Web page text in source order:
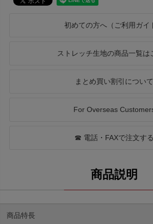
初めての方へ（ご利用ガイ
ストレッチ生地の商品一覧は
まとめ買い割引について
For Overseas
☎ 電話・FAXで注文する
商品特長